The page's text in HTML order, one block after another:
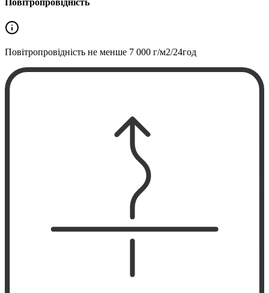
Повітропровідність
Повітропровідність не менше 7 000 г/м2/24год